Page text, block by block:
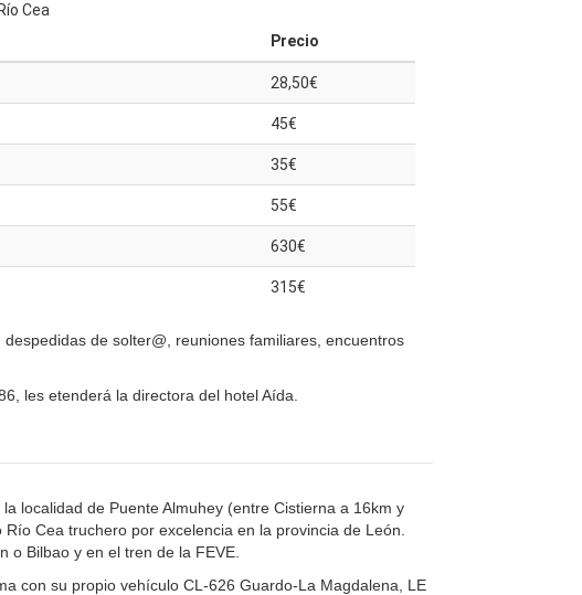
Cea
Precio
28,50€
45€
35€
55€
630€
315€
de solter@, reuniones familiares, encuentros
les etenderá la directora del hotel Aída.
localidad de Puente Almuhey (entre Cistierna a 16km y
Cea truchero por excelencia en la provincia de León.
o Bilbao y en el tren de la FEVE.
con su propio vehículo CL-626 Guardo-La Magdalena, LE